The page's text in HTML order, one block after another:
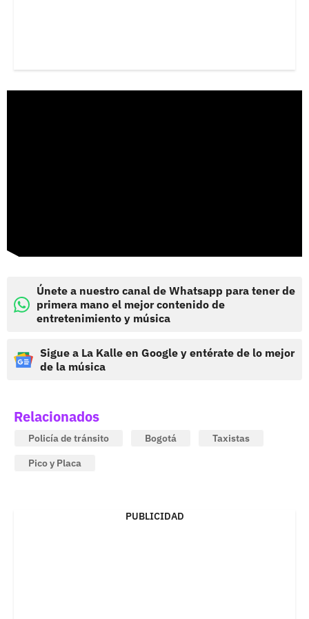
Únete a nuestro canal de Whatsapp para tener de
primera mano el mejor contenido de
entretenimiento y música
Sigue a La Kalle en Google y entérate de lo mejor
de la música
Relacionados
Policía de tránsito Bogotá
Taxistas
Pico y Placa
PUBLICIDAD